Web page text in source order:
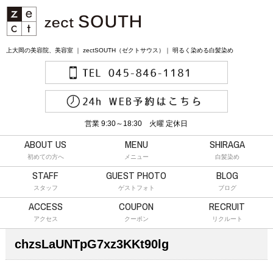
上大岡の美容院、美容室 ｜ zectSOUTH（ゼクトサウス）｜ 明るく染める白髪染め
営業 9:30～18:30 火曜 定休日
ABOUT US
初めての方へ
MENU
メニュー
SHIRAGA
白髪染め
STAFF
スタッフ
GUEST PHOTO
ゲストフォト
BLOG
ブログ
ACCESS
アクセス
COUPON
クーポン
RECRUIT
リクルート
chzsLaUNTpG7xz3KKt90lg